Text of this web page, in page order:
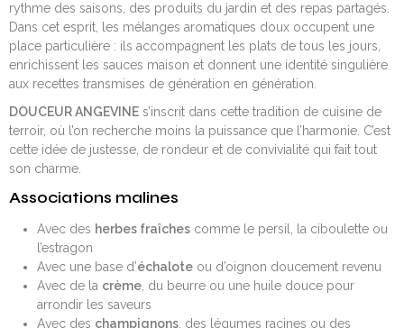
rythme des saisons, des produits du jardin et des repas partagés.
Dans cet esprit, les mélanges aromatiques doux occupent une
place particulière : ils accompagnent les plats de tous les jours,
enrichissent les sauces maison et donnent une identité singulière
aux recettes transmises de génération en génération.
DOUCEUR ANGEVINE s’inscrit dans cette tradition de cuisine de
terroir, où l’on recherche moins la puissance que l’harmonie. C’est
cette idée de justesse, de rondeur et de convivialité qui fait tout
son charme.
Associations malines
Avec des herbes fraîchescomme le persil, la ciboulette ou
l’estragon
Avec une base d’échaloteou d’oignon doucement revenu
Avec de la crème, du beurre ou une huile douce pour
arrondir les saveurs
Avec des champignons, des légumes racines ou des